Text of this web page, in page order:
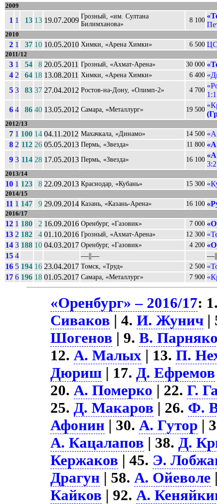
2009
1 1 13 13 19.07.2009 Грозный, «им. Султана
Билимханова»
8 100
2010
2 1 37 10 10.05.2010 Химки, «Арена Химки» 6 500
2011/12
3 1 54 8 20.05.2011 Грозный, «Ахмат-Арена» 30 000
4 2 64 18 13.08.2011 Химки, «Арена Химки» 6 400
5 3 83 37 27.04.2012 Ростов-на-Дону, «Олимп-2» 4 700
1:1
6 4 86 40 13.05.2012 Самара, «Металлург» 19 500
2012/13
7 1 100 14 04.11.2012 Махачкала, «Динамо» 14 500
8 2 112 26 05.05.2013 Пермь, «Звезда» 11 800
9 3 114 28 17.05.2013 Пермь, «Звезда» 16 100
3:2
2013/14
10 1 123 8 22.09.2013 Краснодар, «Кубань» 15 300
2014/15
11 1 147 9 29.09.2014 Казань, «Казань-Арена» 16 100
2016/17
12 1 180 2 16.09.2016 Оренбург, «Газовик» 7 000
13 2 182 4 01.10.2016 Грозный, «Ахмат-Арена» 12 300
14 3 188 10 04.03.2017 Оренбург, «Газовик» 4 200
15 4 ––||––
16 5 194 16 23.04.2017 Томск, «Труд» 2 500
17 6 196 18 01.05.2017 Самара, «Металлург» 7 900
«Оренбург» – 2016/17:
Сиваков | 4.И. Жунич |
Шогенов | 9.В.
12.А. Малых | 13.П.
Дюриш | 17.Д. Ефремов
20.А. Померко | 22.Г.
25.Д. Макаров | 26. Ф.
Афонин | 30.А. Гутор |
А. Кацалапов | 38.Д.
Кержаков | 45. Э.
Драгун | 58.А. Ойеволе
Кайков | 92.А.